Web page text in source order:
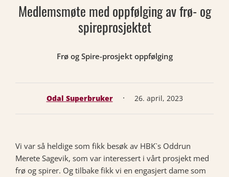
Medlemsmøte med oppfølging av frø- og
spireprosjektet
Frø og Spire-prosjekt oppfølging
Odal Superbruker · 26. april, 2023
Vi var så heldige som fikk besøk av HBK`s Oddrun
Merete Sagevik, som var interessert i vårt prosjekt med
frø og spirer. Og tilbake fikk vi en engasjert dame som